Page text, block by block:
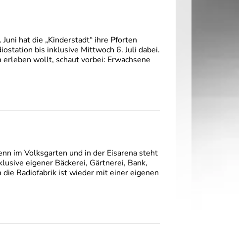
hat die „Kinderstadt“ ihre Pforten
bis inklusive Mittwoch 6. Juli dabei.
wollt, schaut vorbei: Erwachsene
im Volksgarten und in der Eisarena steht
eigener Bäckerei, Gärtnerei, Bank,
Radiofabrik ist wieder mit einer eigenen